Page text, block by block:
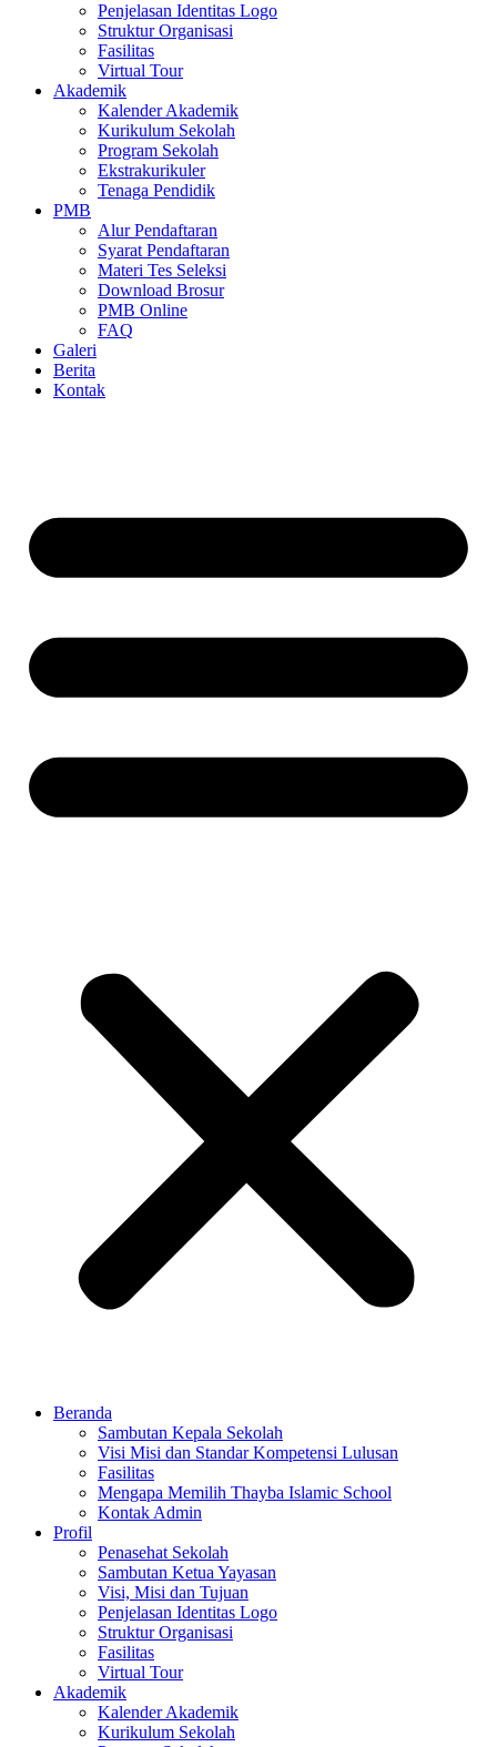
Penjelasan Identitas Logo
Struktur Organisasi
Fasilitas
Virtual Tour
Akademik
Kalender Akademik
Kurikulum Sekolah
Program Sekolah
Ekstrakurikuler
Tenaga Pendidik
PMB
Alur Pendaftaran
Syarat Pendaftaran
Materi Tes Seleksi
Download Brosur
PMB Online
FAQ
Galeri
Berita
Kontak
Beranda
Sambutan Kepala Sekolah
Visi Misi dan Standar Kompetensi Lulusan
Fasilitas
Mengapa Memilih Thayba Islamic School
Kontak Admin
Profil
Penasehat Sekolah
Sambutan Ketua Yayasan
Visi, Misi dan Tujuan
Penjelasan Identitas Logo
Struktur Organisasi
Fasilitas
Virtual Tour
Akademik
Kalender Akademik
Kurikulum Sekolah